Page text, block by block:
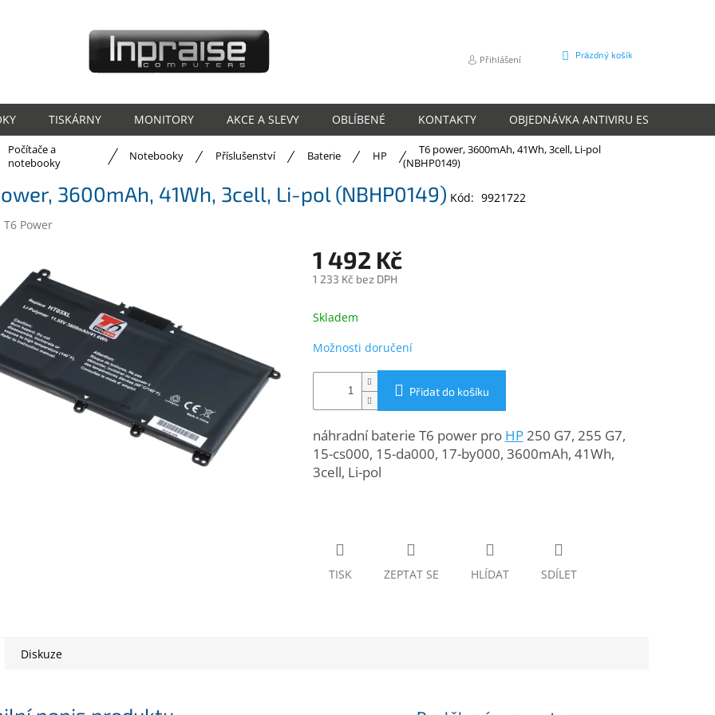
Přihlášení
NÁKUPNÍ
Prázdný košík
TISKÁRNY MONITORY AKCE A SLEVY OBLÍBENÉ KONTAKTY OBJEDNÁVKA ANTIVIRU ESET
Počítače a
notebooky
Notebooky Příslušenství Baterie HP
T6 power, 3600mAh, 41Wh, 3cell, Li-pol
(NBHP0149)
3600mAh, 41Wh, 3cell, Li-pol (NBHP0149) Kód: 9921722
T6 Power
1 492 Kč
1 233 Kč bez DPH
cena:
Skladem
Možnosti doručení
Přidat do košíku
náhradní baterie T6 power pro HP250 G7, 255 G7,
15-cs000, 15-da000, 17-by000, 3600mAh, 41Wh,
3cell, Li-pol
TISK ZEPTAT SE HLÍDAT SDÍLET
Diskuze